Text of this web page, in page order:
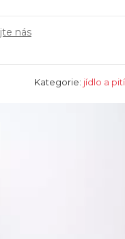
nás
Kategorie: jídlo a pití